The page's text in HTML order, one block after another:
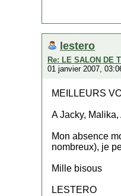
lestero
Re: LE SALON DE
01 janvier 2007,
MEILLEURS
A Jacky,
Mon absence
nombreux), je
Mille bisous
LESTERO